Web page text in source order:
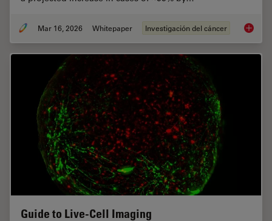
Mar 16, 2026 Whitepaper Investigación del cáncer
Guide to Live-Cell Imaging